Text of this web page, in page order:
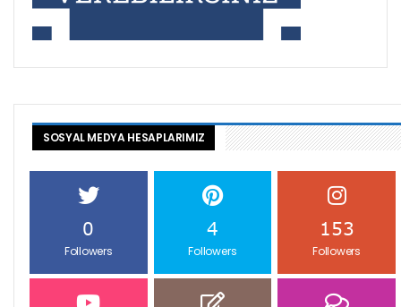
SOSYAL MEDYA HESAPLARIMIZ
0
Followers
4
Followers
153
Followers